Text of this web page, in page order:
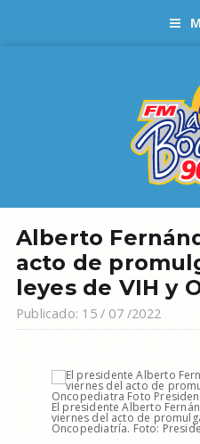
Alberto
acto de
leyes de VIH y
Publicado: 15 / 07 /2022
El presidente Alberto
viernes del acto de
Oncopediatría. Foto: